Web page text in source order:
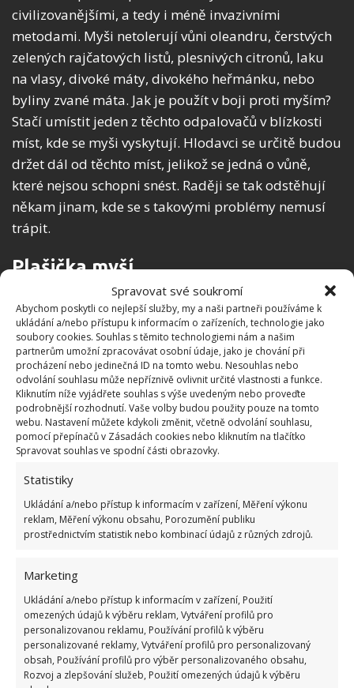
Spravovat své soukromí
Abychom poskytli co nejlepší služby, my a naši partneři používáme k
ukládání a/nebo přístupu k informacím o zařízeních, technologie jako
soubory cookies. Souhlas s těmito technologiemi nám a našim
partnerům umožní zpracovávat osobní údaje, jako je chování při
procházení nebo jedinečná ID na tomto webu. Nesouhlas nebo
odvolání souhlasu může nepříznivě ovlivnit určité vlastnosti a funkce.
Kliknutím níže vyjádřete souhlas s výše uvedeným nebo proveďte
podrobnější rozhodnutí. Vaše volby budou použity pouze na tomto
webu. Nastavení můžete kdykoli změnit, včetně odvolání souhlasu,
pomocí přepínačů v Zásadách cookies nebo kliknutím na tlačítko
Spravovat souhlas ve spodní části obrazovky.
Statistiky
Ukládání a/nebo přístup k informacím v zařízení, Měření výkonu
reklam, Měření výkonu obsahu, Porozumění publiku
prostřednictvím statistik nebo kombinací údajů z různých zdrojů.
Marketing
Ukládání a/nebo přístup k informacím v zařízení, Použití
omezených údajů k výběru reklam, Vytváření profilů pro
personalizovanou reklamu, Používání profilů k výběru
personalizované reklamy, Vytváření profilů pro personalizovaný
obsah, Používání profilů pro výběr personalizovaného obsahu,
Rozvoj a zlepšování služeb, Použití omezených údajů k výběru
civilizovanějšími, a tedy i méně invazivními
metodami. Myši netolerují vůni oleandru, čerstvých
zelených rajčatových listů, plesnivých citronů, laku
na vlasy, divoké máty, divokého heřmánku, nebo
byliny zvané máta. Jak je použít v boji proti myším?
Stačí umístit jeden z těchto odpalovačů v blízkosti
míst, kde se myši vyskytují. Hlodavci se určitě budou
držet dál od těchto míst, jelikož se jedná o vůně,
které nejsou schopni snést. Raději se tak odstěhují
někam jinam, kde se s takovými problémy nemusí
trápit.
Plašička myší
Dalším způsob obrany, který můžete použít v boji
proti švábům a myším, je použití elektrických
plašiček. Tyto přístroje vydávají zvuky, které jsou pro
lidské ucho neslyšitelné, ale pro myši i šváby jsou
tak nepříjemné, že se raději odstěhují jinam.
Účinnost této metody je potvrzena mnoha uživateli,
ale odpuzovač je samozřejmě nerovnoměrný, záleží
na jeho rozmístění, se kterým si musíte poradit.
Záleží na Vás, k jaké metodě se uchýlíte, zda raději
koupíte plašičku, nebo budete do koutů rozhazovat
nepříjemné vůně. Všechny tyto metody jsou účinné,
je jen na Vás, který způsob odpuzování myší Vám
Zdroj: Goodhousekeeping